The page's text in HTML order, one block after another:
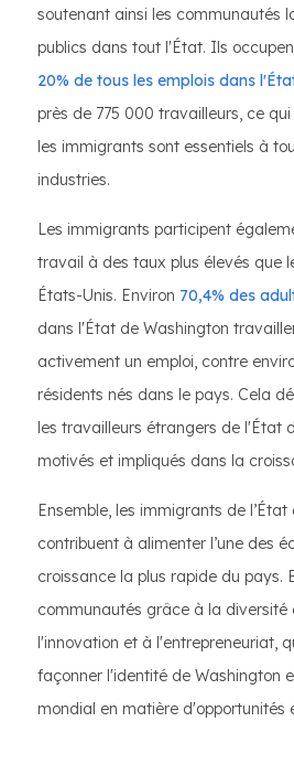
soutenant ainsi les communautés
publics dans tout l'État. Ils
20% de tous les emplois dans
près de 775 000 travailleurs, ce
les immigrants sont essentiels à
industries.
Les immigrants participent
travail à des taux plus élevés que
États-Unis. Environ 70,4% des
dans l'État de Washington
activement un emploi, contre
résidents nés dans le pays. Cela
les travailleurs étrangers de l'État
motivés et impliqués dans la
Ensemble, les immigrants de
contribuent à alimenter l’une des
croissance la plus rapide du pays.
communautés grâce à la diversité
l'innovation et à l'entrepreneuriat,
façonner l'identité de Washington
mondial en matière d'opportunités